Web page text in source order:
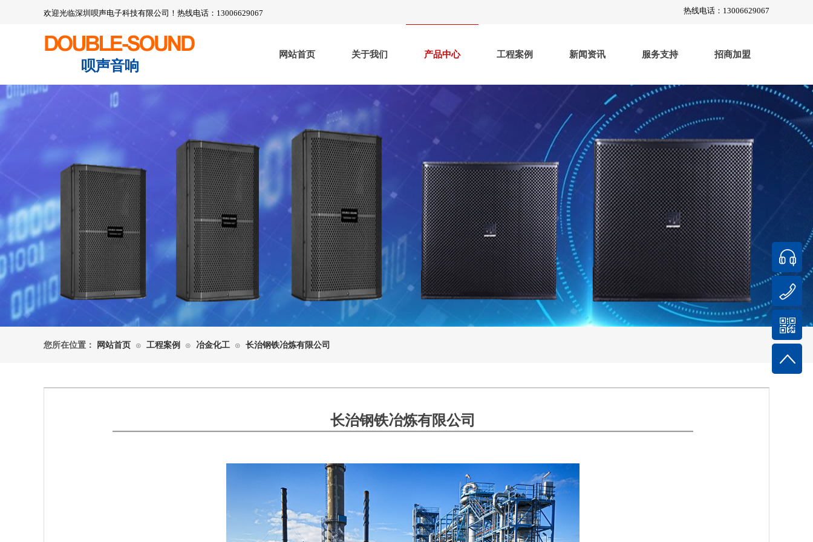
欢迎光临深圳呗声电子科技有限公司！热线电话：13006629067 热线电话： 13006629067
呗声音响
网站首页 关于我们 产品中心 工程案例 新闻资讯 服务支持 招商加盟
网站首页 ⊙ 工程案例 ⊙ 冶金化工 ⊙ 长治钢铁冶炼有限公司
您所在位置：
长治钢铁冶炼有限公司